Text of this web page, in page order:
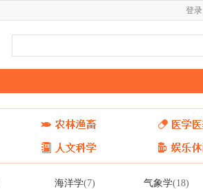
登录
海洋学(7) 气象学(18)